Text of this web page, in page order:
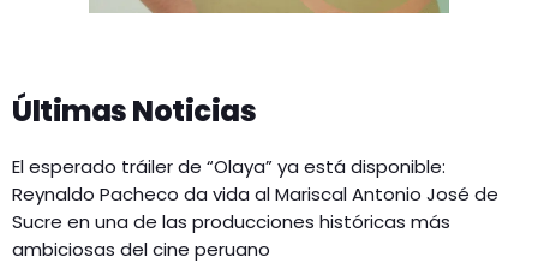
Últimas Noticias
El esperado tráiler de “Olaya” ya está disponible:
Reynaldo Pacheco da vida al Mariscal Antonio José de
Sucre en una de las producciones históricas más
ambiciosas del cine peruano